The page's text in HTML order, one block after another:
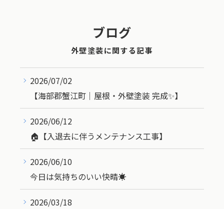
ブログ
外壁塗装に関する記事
2026/07/02
【海部郡蟹江町｜屋根・外壁塗装 完成✨】
2026/06/12
🏠【入退去に伴うメンテナンス工事】
2026/06/10
今日は気持ちのいい快晴☀️
2026/03/18